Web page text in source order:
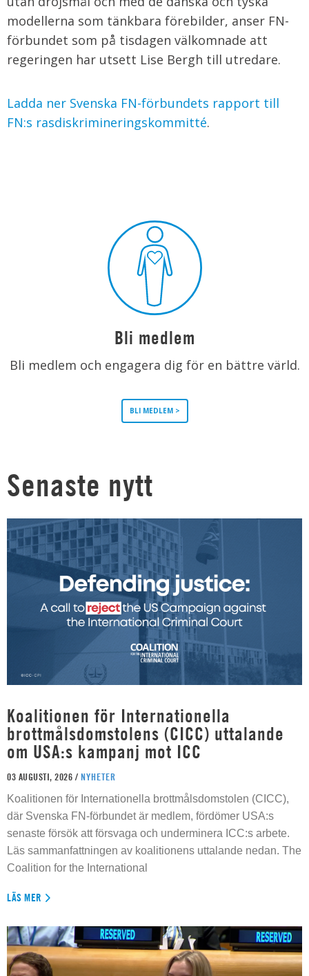
modellerna som tänkbara förebilder, anser FN-
förbundet som på tisdagen välkomnade att
regeringen har utsett Lise Bergh till utredare.
Ladda ner Svenska FN-förbundets rapport till
FN:s rasdiskrimineringskommitté.
Bli medlem
Bli medlem och engagera dig för en bättre värld.
BLI MEDLEM >
Senaste nytt
Koalitionen för Internationella
brottmålsdomstolens (CICC) uttalande
om USA:s kampanj mot ICC
03 AUGUSTI, 2026 / NYHETER
Koalitionen för Internationella brottmålsdomstolen (CICC),
där Svenska FN-förbundet är medlem, fördömer USA:s
senaste försök att försvaga och underminera ICC:s arbete.
Läs sammanfattningen av koalitionens uttalande nedan. The
Coalition for the International
LÄS MER